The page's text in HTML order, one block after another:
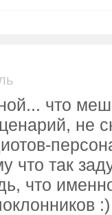
что
не
что так
что
:)